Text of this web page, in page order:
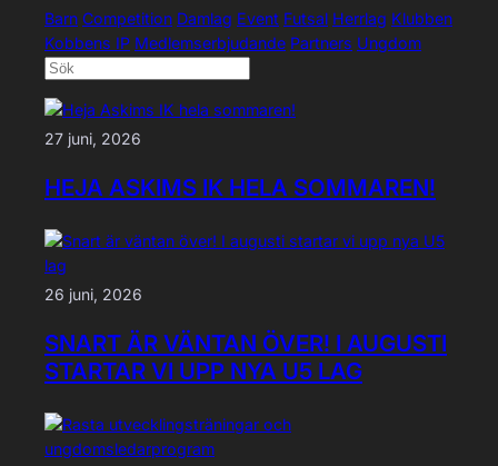
Barn Competition Damlag Event Futsal Herrlag Klubben
Kobbens IP Medlemserbjudande Partners Ungdom
27 juni, 2026
HEJA ASKIMS IK HELA SOMMAREN!
26 juni, 2026
SNART ÄR VÄNTAN ÖVER! I AUGUSTI
STARTAR VI UPP NYA U5 LAG